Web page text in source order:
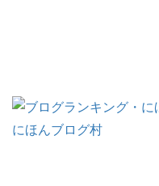
にほんブログ村